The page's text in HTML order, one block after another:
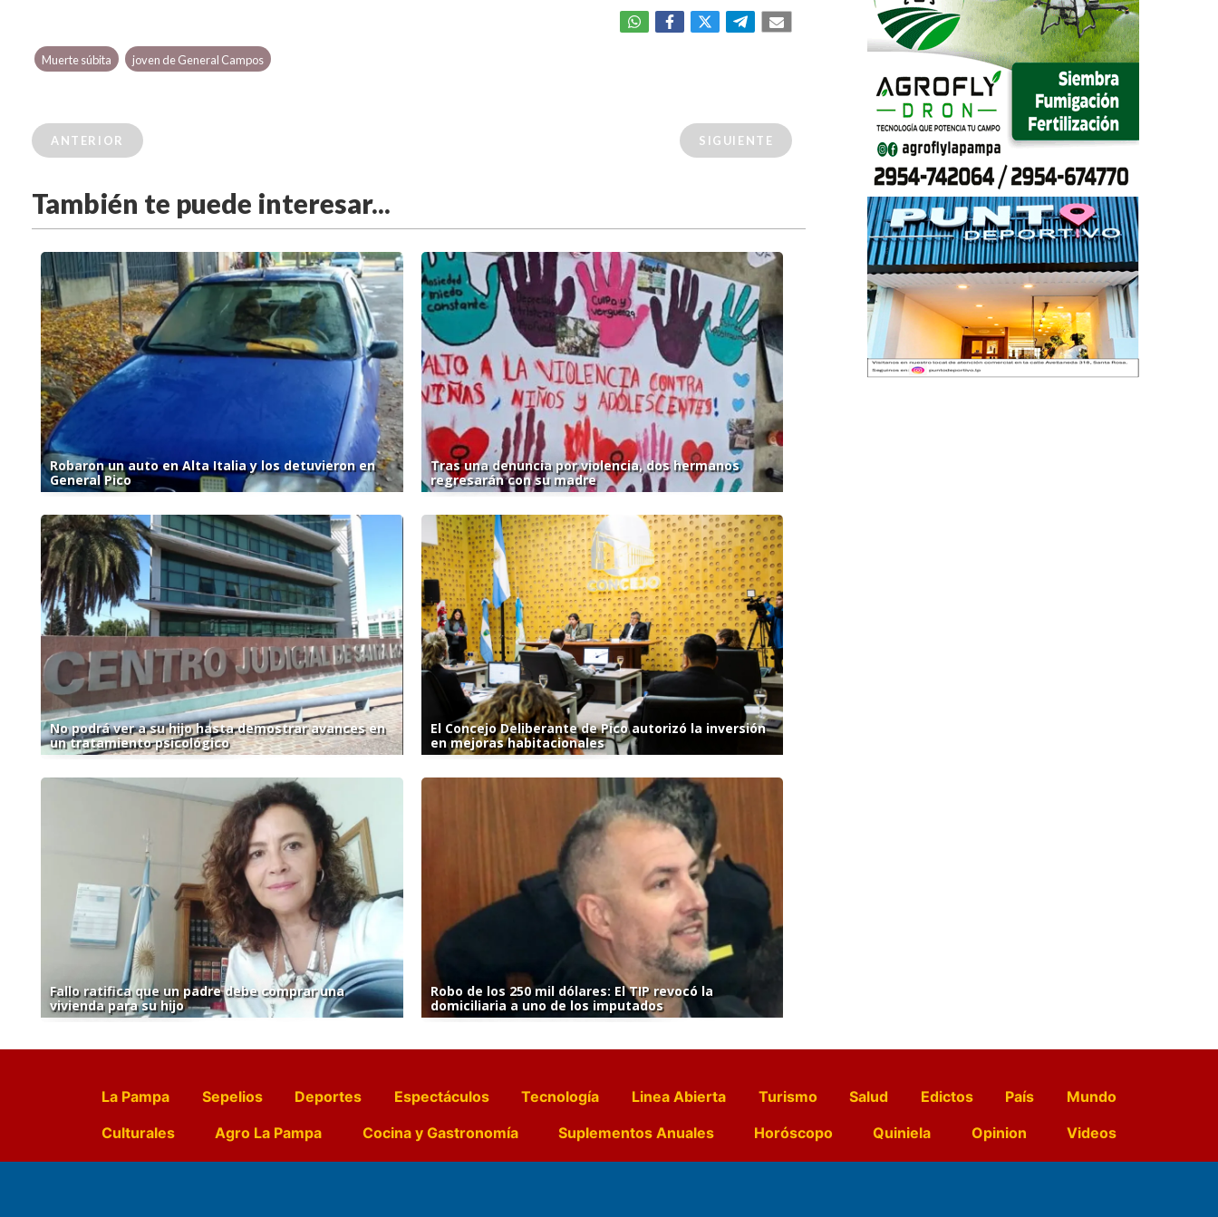
Muerte súbita joven de General Campos
ANTERIOR SIGUIENTE
También te puede interesar...
Robaron un auto en Alta Italia y los detuvieron en
General Pico
Tras una denuncia por violencia, dos hermanos
regresarán con su madre
No podrá ver a su hijo hasta demostrar avances en
un tratamiento psicológico
El Concejo Deliberante de Pico autorizó la inversión
en mejoras habitacionales
Fallo ratifica que un padre debe comprar una
vivienda para su hijo
Robo de los 250 mil dólares: El TIP revocó la
domiciliaria a uno de los imputados
La Pampa Sepelios Deportes Espectáculos Tecnología Linea Abierta Turismo Salud Edictos País
Mundo
Culturales
Agro La Pampa Cocina y Gastronomía Suplementos Anuales Horóscopo Quiniela Opinion
Videos